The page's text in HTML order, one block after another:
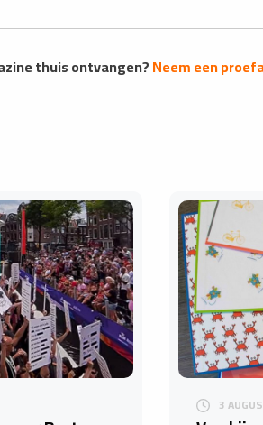
thuis ontvangen?Neem een
3